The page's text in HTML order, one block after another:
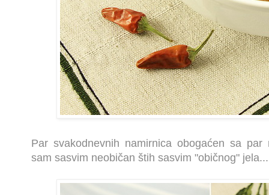
Par svakodnevnih namirnica obogaćen sa
sam sasvim neobičan štih sasvim "običnog" jela...